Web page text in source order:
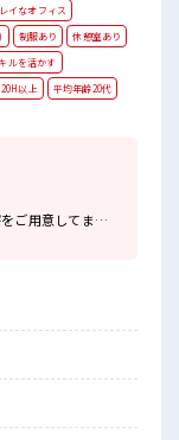
イなオフィス
制服あり
休憩室あり
ルを活かす
以上
平均年齢20代
ご用意してま
理されており、
よ♪